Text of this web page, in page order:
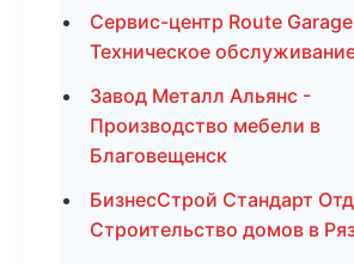
Сервис-центр Route
Техническое
Завод Металл Альянс -
Производство мебели в
Благовещенск
БизнесСтрой Стандарт
Строительство домов в